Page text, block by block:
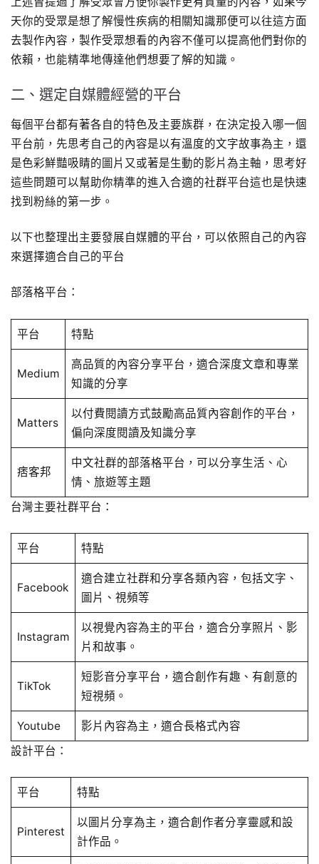
天你的受眾是想了解慢性疾病的相關知識那便可以往這方面
去製作內容，製作受眾想看的內容不僅可以提高他們對你的
依賴，也能精準地傳達他們想要了解的知識。
二、選定自媒體經營的平台
每個平台都有著各自的特色及主要族群，在決定投入哪一個
平台前，先思考自己的內容是以有溫度的文字故事為主，還
是色彩鮮豔吸睛的圖片又或著是生動的影片為主軸，思考好
這些問題可以幫助你精準的進入合適的社群平台這也是快速
找到粉絲的第一步。
以下也整理出主要發展自媒體的平台，可以依照自己的內容
來選擇適合自己的平台
部落格平台：
平台 特點
Medium
高品質的內容分享平台，適合深度文章和專業
知識的分享
Matters
以付費閱讀方式鼓勵高品質內容創作的平台，
偏向深度閱讀及知識分享
痞客邦
中文社群的部落格平台，可以分享生活、心
情、旅遊等主題
台灣主要社群平台：
平台 特點
Facebook
適合建立社群和分享各類內容，包括文字、
圖片、視頻等
Instagram
以視覺內容為主的平台，適合分享照片、影
片和故事。
TikTok
短影音分享平台，適合創作有趣、有創意的
短視頻。
Youtube
影片內容為主，適合長格式內容
設計平台：
平台 特點
Pinterest
以圖片分享為主，適合創作者分享靈感和設
計作品。